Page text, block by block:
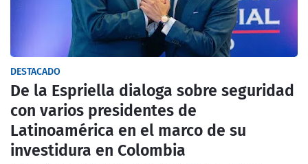
DESTACADO
De la Espriella dialoga sobre seguridad
con varios presidentes de
Latinoamérica en el marco de su
investidura en Colombia